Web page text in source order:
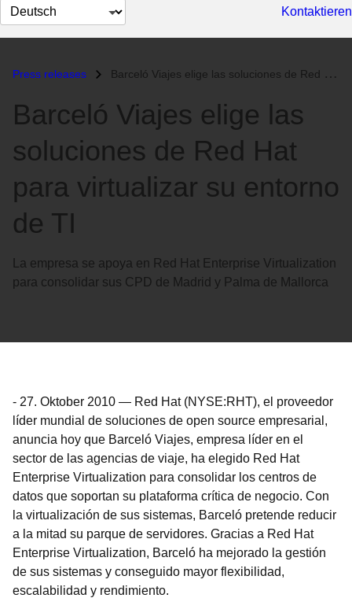
Sprache
auswählen
Kontaktieren
Press releases Barceló Viajes elige las soluciones de Red Hat para virtualizar su ent...
Barceló Viajes elige las
soluciones de Red Hat
para virtualizar su entorno
de TI
La empresa se apoya en Red Hat Enterprise Virtualization
para consolidar sus CPD de Madrid y Palma de Mallorca
- 27. Oktober 2010 — Red Hat (NYSE:RHT), el proveedor
líder mundial de soluciones de open source empresarial,
anuncia hoy que Barceló Viajes, empresa líder en el
sector de las agencias de viaje, ha elegido Red Hat
Enterprise Virtualization para consolidar los centros de
datos que soportan su plataforma crítica de negocio. Con
la virtualización de sus sistemas, Barceló pretende reducir
a la mitad su parque de servidores. Gracias a Red Hat
Enterprise Virtualization, Barceló ha mejorado la gestión
de sus sistemas y conseguido mayor flexibilidad,
escalabilidad y rendimiento.